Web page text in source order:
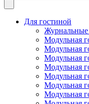
Для гостиной
Журнальные
Модульная
Модульная
Модульная
Модульная
Модульная
Модульная
Модульная